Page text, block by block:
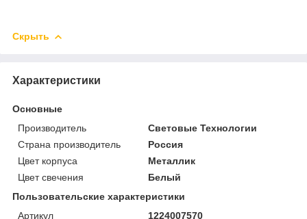
Скрыть
Характеристики
Основные
Производитель
Световые Технологии
Страна производитель
Россия
Цвет корпуса
Металлик
Цвет свечения
Белый
Пользовательские характеристики
Артикул
1224007570